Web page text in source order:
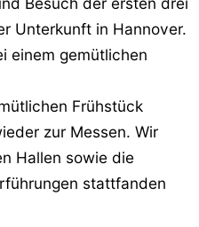
Unterkunft in Hannover.
einem gemütlichen
Frühstück
zur Messen. Wir
Hallen sowie die
stattfanden